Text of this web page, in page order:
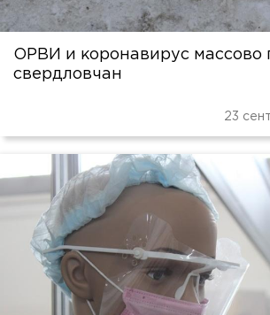
ОРВИ и коронавирус массово
свердловчан
23